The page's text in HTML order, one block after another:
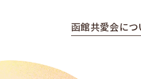
函館共愛会につ